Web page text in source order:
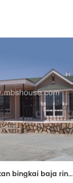
disesuaikan bingkai baja ringan modular / prefab / villa hidup prefabrikasi